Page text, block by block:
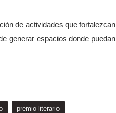
de actividades que fortalezcan
generar espacios donde puedan
premio literario